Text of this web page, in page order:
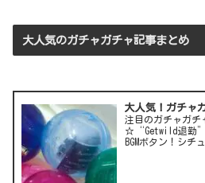
大人気のガチャガチャ記事まとめ
大人気！ガチャ
注目のガチャガチ
☆“Getwild退勤”
BGMボタン！シチ